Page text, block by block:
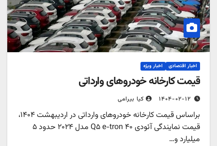
اخبار اقتصادی اخبار ویژه
قیمت کارخانه خودروهای وارداتی
۱۴۰۴-۰۲-۱۲ کیا بیرامی
براساس قیمت کارخانه خودروهای وارداتی در اردیبهشت ۱۴۰۴،
قیمت نمایندگی آئودی Q۵ e-tron ۴۰ مدل ۲۰۲۴ حدود ۵
میلیارد و…